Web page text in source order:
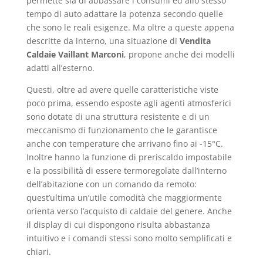
tempo di auto adattare la potenza secondo quelle
che sono le reali esigenze. Ma oltre a queste appena
descritte da interno, una situazione di Vendita
Caldaie Vaillant Marconi, propone anche dei modelli
adatti all’esterno.
Questi, oltre ad avere quelle caratteristiche viste
poco prima, essendo esposte agli agenti atmosferici
sono dotate di una struttura resistente e di un
meccanismo di funzionamento che le garantisce
anche con temperature che arrivano fino ai -15°C.
Inoltre hanno la funzione di preriscaldo impostabile
e la possibilità di essere termoregolate dall’interno
dell’abitazione con un comando da remoto:
quest’ultima un’utile comodità che maggiormente
orienta verso l’acquisto di caldaie del genere. Anche
il display di cui dispongono risulta abbastanza
intuitivo e i comandi stessi sono molto semplificati e
chiari.